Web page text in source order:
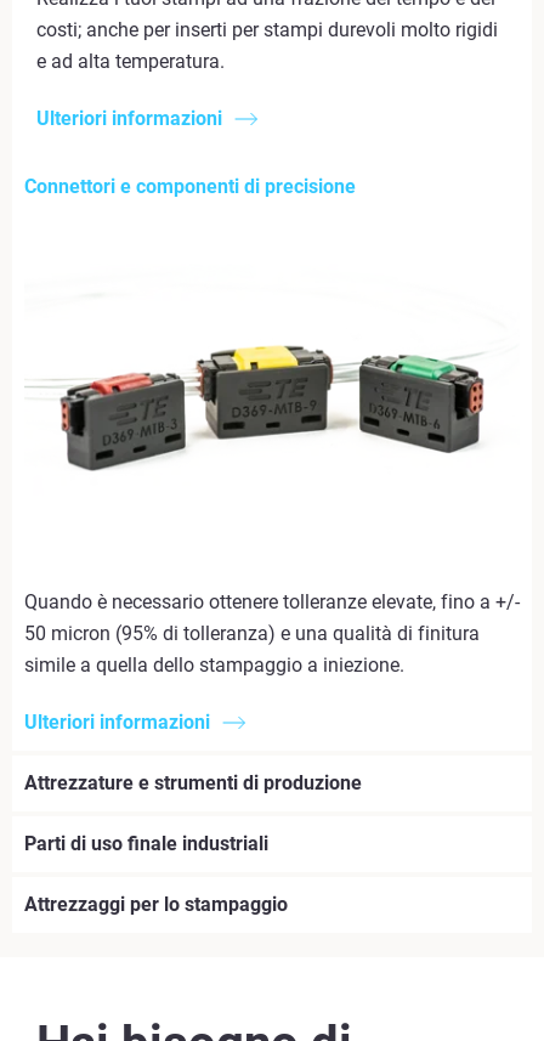
costi; anche per inserti per stampi durevoli molto rigidi
e ad alta temperatura.
Ulteriori informazioni
Connettori e componenti di precisione
Quando è necessario ottenere tolleranze elevate, fino a +/-
50 micron (95% di tolleranza) e una qualità di finitura
simile a quella dello stampaggio a iniezione.
Ulteriori informazioni
Attrezzature e strumenti di produzione
Parti di uso finale industriali
Attrezzaggi per lo stampaggio